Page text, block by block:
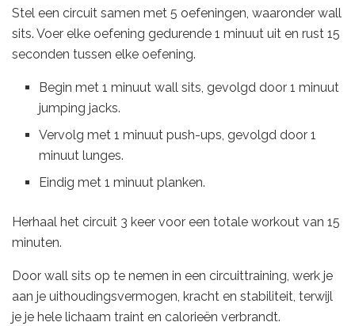
Stel een circuit samen met 5 oefeningen, waaronder wall
sits. Voer elke oefening gedurende 1 minuut uit en rust 15
seconden tussen elke oefening.
Begin met 1 minuut wall sits, gevolgd door 1 minuut
jumping jacks.
Vervolg met 1 minuut push-ups, gevolgd door 1
minuut lunges.
Eindig met 1 minuut planken.
Herhaal het circuit 3 keer voor een totale workout van 15
minuten.
Door wall sits op te nemen in een circuittraining, werk je
aan je uithoudingsvermogen, kracht en stabiliteit, terwijl
je je hele lichaam traint en calorieën verbrandt.